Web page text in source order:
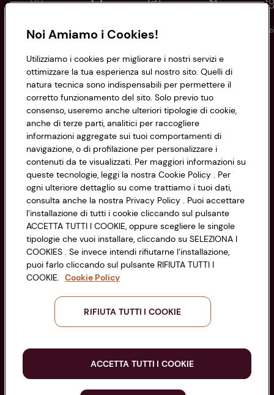
Conad Spesa online Assicurazioni
Informazioni
Privacy Policy
Cookie Policy
Impostazioni Cookie
Accessibilità
CONAD SOCIETÀ COOPERATIVA
Via Michelino, 59 | 40127 BOLOGNA
Codice Fiscale e Registro Imprese
di Bologna 00865960157
PARTITA IVA 03320960374
Servizio clienti
Seguici sui Social:
Noi Amiamo i Cookies!
Utilizziamo i cookies per migliorare i nostri servizi e
ottimizzare la tua esperienza sul nostro sito. Quelli di
natura tecnica sono indispensabili per permettere il
corretto funzionamento del sito. Solo previo tuo
consenso, useremo anche ulteriori tipologie di cookie,
anche di terze parti, analitici per raccogliere
informazioni aggregate sui tuoi comportamenti di
navigazione, o di profilazione per personalizzare i
contenuti da te visualizzati. Per maggiori informazioni su
queste tecnologie, leggi la nostra Cookie Policy . Per
ogni ulteriore dettaglio su come trattiamo i tuoi dati,
consulta anche la nostra Privacy Policy . Puoi accettare
l’installazione di tutti i cookie cliccando sul pulsante
ACCETTA TUTTI I COOKIE, oppure scegliere le singole
tipologie che vuoi installare, cliccando su SELEZIONA I
COOKIES . Se invece intendi rifiutarne l’installazione,
puoi farlo cliccando sul pulsante RIFIUTA TUTTI I
COOKIE. Cookie Policy
RIFIUTA TUTTI I COOKIE
ACCETTA TUTTI I COOKIE